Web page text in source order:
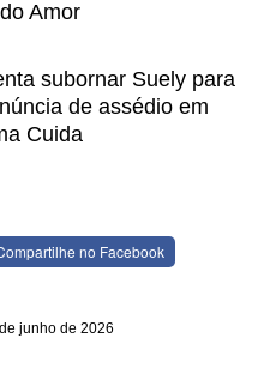
Amor
subornar Suely para
de assédio em
Cuida
no Facebook
junho de 2026